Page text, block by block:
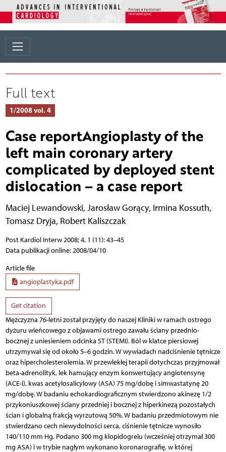
Full text
1/2008 vol. 4
Case reportAngioplasty of the
left main coronary artery
complicated by deployed stent
dislocation – a case report
Maciej Lewandowski, Jarosław Gorący, Irmina Kossuth,
Tomasz Dryja, Robert Kaliszczak
Post Kardiol Interw 2008; 4, 1 (11): 43–45
Data publikacji online: 2008/04/10
Article file
angioplastyka.pdf
Get citation
Mężczyzna 76-letni został przyjęty do naszej Kliniki w ramach ostrego
dyżuru wieńcowego z objawami ostrego zawału ściany przednio-
bocznej z uniesieniem odcinka ST (STEMI). Ból w klatce piersiowej
utrzymywał się od około 5–6 godzin. W wywiadach nadciśnienie tętnicze
oraz hipercholesterolemia. W przewlekłej terapii dotychczas przyjmował
beta-adrenolityk, lek hamujący enzym konwertujący angiotensynę
(ACE-I), kwas acetylosalicylowy (ASA) 75 mg/dobę i simwastatynę 20
mg/dobę. W badaniu echokardiograficznym stwierdzono akinezę 1/2
przykoniuszkowej ściany przedniej i bocznej z hiperkinezą pozostałych
ścian i globalną frakcją wyrzutową 50%. W badaniu przedmiotowym nie
stwierdzano cech niewydolności serca, ciśnienie tętnicze wynosiło
140/110 mm Hg. Podano 300 mg klopidogrelu (wcześniej otrzymał 300
mg ASA) i w trybie nagłym wykonano koronarografię, w której